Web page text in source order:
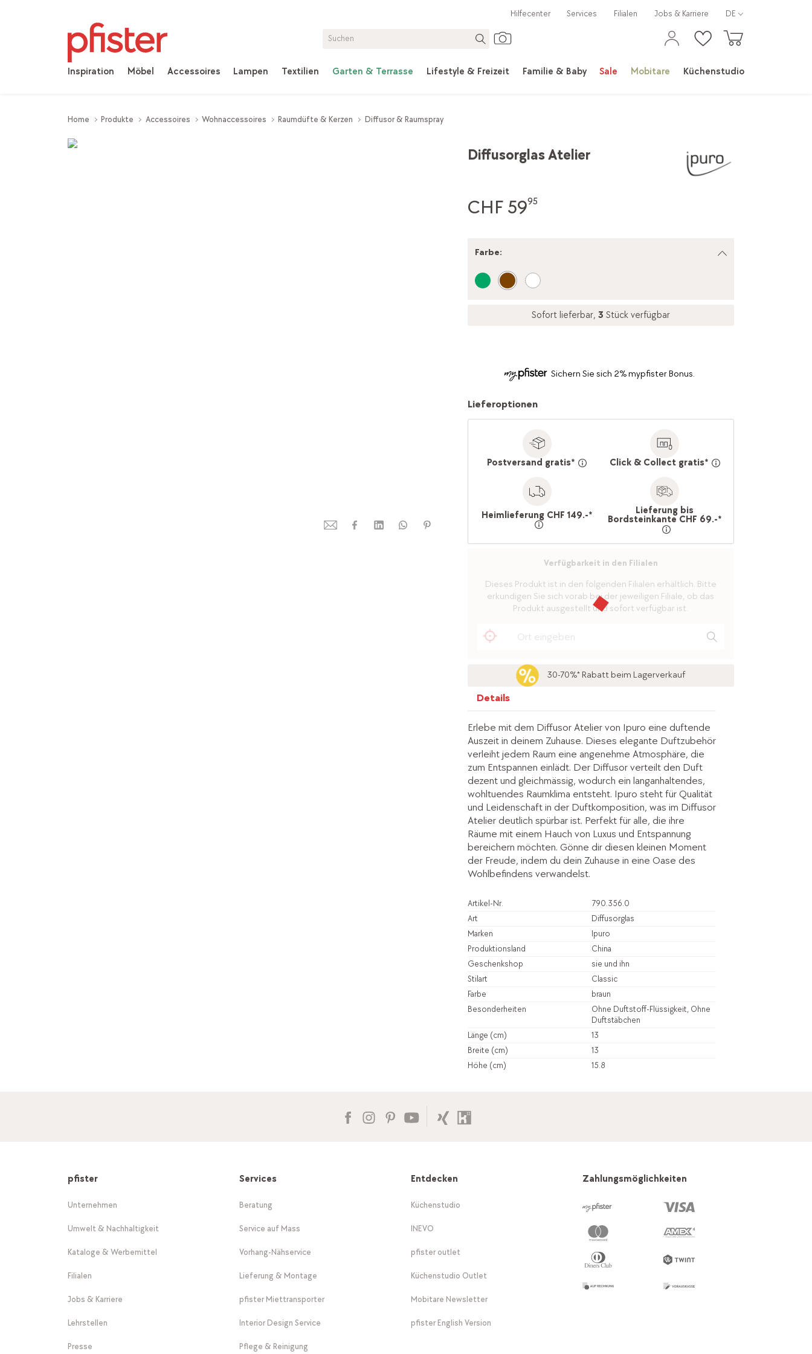
Inspiration Möbel Accessoires Lampen Textilien Garten & Terrasse Lifestyle & Freizeit Familie & Baby Sale Mobitare Küchenstudio
Hilfecenter Services Filialen Jobs & Karriere DE
Home Produkte Accessoires Wohnaccessoires Raumdüfte & Kerzen Diffusor & Raumspray
Diffusorglas Atelier
CHF 5995
Farbe:
Sofort lieferbar, 3 Stück verfügbar
Sichern Sie sich 2% mypfister Bonus.
Lieferoptionen
Postversand gratis* Click & Collect gratis*
Heimlieferung CHF 149.-* Lieferung bis
Bordsteinkante CHF 69.-*
Verfügbarkeit in den Filialen
Dieses Produkt ist in den folgenden Filialen erhältlich. Bitte
erkundigen Sie sich vorab bei der jeweiligen Filiale, ob das
Produkt ausgestellt und sofort verfügbar ist.
30-70%* Rabatt beim Lagerverkauf
Details
Erlebe mit dem Diffusor Atelier von Ipuro eine duftende
Auszeit in deinem Zuhause. Dieses elegante Duftzubehör
verleiht jedem Raum eine angenehme Atmosphäre, die
zum Entspannen einlädt. Der Diffusor verteilt den Duft
dezent und gleichmässig, wodurch ein langanhaltendes,
wohltuendes Raumklima entsteht. Ipuro steht für Qualität
und Leidenschaft in der Duftkomposition, was im Diffusor
Atelier deutlich spürbar ist. Perfekt für alle, die ihre
Räume mit einem Hauch von Luxus und Entspannung
bereichern möchten. Gönne dir diesen kleinen Moment
der Freude, indem du dein Zuhause in eine Oase des
Wohlbefindens verwandelst.
Artikel-Nr.
790.356.0
Art
Diffusorglas
Marken
Ipuro
Produktionsland
China
Geschenkshop
sie und ihn
Stilart
Classic
Farbe
braun
Besonderheiten
Ohne Duftstoff-Flüssigkeit, Ohne
Duftstäbchen
Länge (cm)
13
Breite (cm)
13
Höhe (cm)
15.8
pfister
Unternehmen
Umwelt & Nachhaltigkeit
Kataloge & Werbemittel
Filialen
Jobs & Karriere
Lehrstellen
Presse
Services
Beratung
Service auf Mass
Vorhang-Nähservice
Lieferung & Montage
pfister Miettransporter
Interior Design Service
Pflege & Reinigung
Entdecken
Küchenstudio
INEVO
pfister outlet
Küchenstudio Outlet
Mobitare Newsletter
pfister English Version
Zahlungsmöglichkeiten